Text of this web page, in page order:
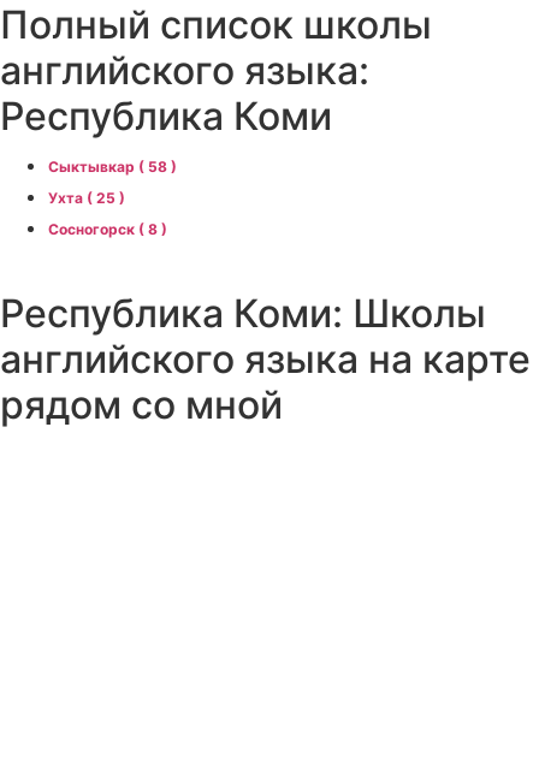
Полный список школы
английского языка:
Республика Коми
Сыктывкар ( 58 )
Ухта ( 25 )
Сосногорск ( 8 )
Республика Коми: Школы
английского языка на карте
рядом со мной